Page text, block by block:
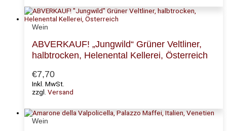
Wein
ABVERKAUF! „Jungwild“ Grüner Veltliner,
halbtrocken, Helenental Kellerei, Österreich
€7,70
Inkl. MwSt.
zzgl. Versand
Wein